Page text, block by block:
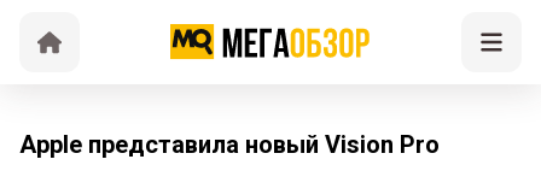
Apple представила новый Vision Pro